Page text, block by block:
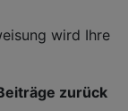
wird Ihre
zurück